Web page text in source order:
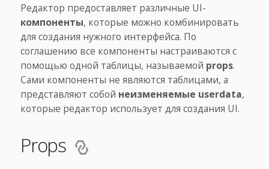
Редактор предоставляет различные UI-
компоненты, которые можно комбинировать
для создания нужного интерфейса. По
соглашению все компоненты настраиваются с
помощью одной таблицы, называемой props.
Сами компоненты не являются таблицами, а
представляют собой неизменяемые userdata,
которые редактор использует для создания UI.
Props